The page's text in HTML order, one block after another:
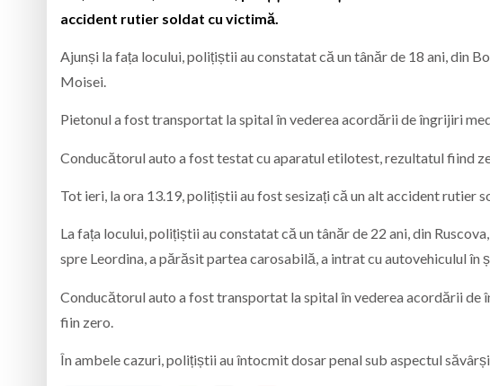
accident rutier soldat cu victimă.
Ajunși la fața locului, polițiștii au constatat că un tânăr de 18 ani, din
Moisei.
Pietonul a fost transportat la spital în vederea acordării de îngrijiri
Conducătorul auto a fost testat cu aparatul etilotest, rezultatul fiind
Tot ieri, la ora 13.19, polițiștii au fost sesizați că un alt accident rutier
La fața locului, polițiștii au constatat că un tânăr de 22 ani, din
spre Leordina, a părăsit partea carosabilă, a intrat cu autovehiculul în
Conducătorul auto a fost transportat la spital în vederea acordării
fiin zero.
În ambele cazuri, polițiștii au întocmit dosar penal sub aspectul